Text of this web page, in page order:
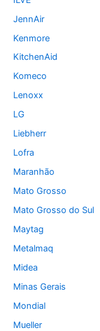
JennAir
Kenmore
KitchenAid
Komeco
Lenoxx
LG
Liebherr
Lofra
Maranhão
Mato Grosso
Mato Grosso do Sul
Maytag
Metalmaq
Midea
Minas Gerais
Mondial
Mueller